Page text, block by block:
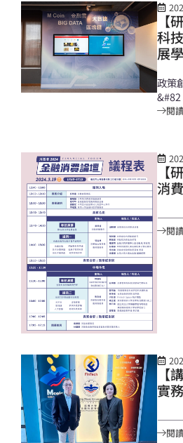
【
科
展
政策
閱
【
消
閱
【
實務
金
閱